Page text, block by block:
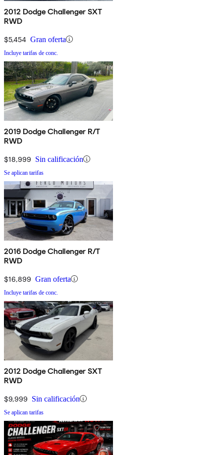
2012 Dodge Challenger SXT
RWD
$5,454 Gran oferta
Incluye tarifas de conc.
2019 Dodge Challenger R/T
RWD
$18,999 Sin calificación
Se aplican tarifas
2016 Dodge Challenger R/T
RWD
$16,899 Gran oferta
Incluye tarifas de conc.
2012 Dodge Challenger SXT
RWD
$9,999 Sin calificación
Se aplican tarifas